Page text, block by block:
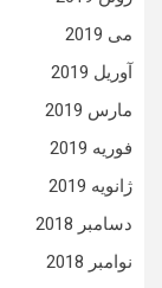
می 2019
آوریل 2019
مارس 2019
فوریه 2019
ژانویه 2019
دسامبر 2018
نوامبر 2018